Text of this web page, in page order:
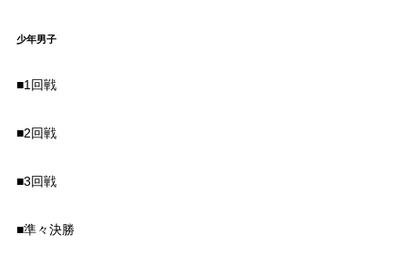
少年男子
■1回戦
■2回戦
■3回戦
■準々決勝